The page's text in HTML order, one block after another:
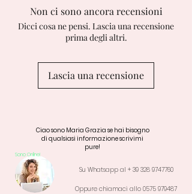
Non ci sono ancora recensioni
Dicci cosa ne pensi. Lascia una recensione
prima degli altri.
Lascia una recensione
Ciao sono Maria Grazia se hai bisogno
di qualsiasi informazione scrivimi
pure!
Sono Online!
Su Whatsapp al + 39 328 9747760
Oppure chiamaci allo 0575 979487